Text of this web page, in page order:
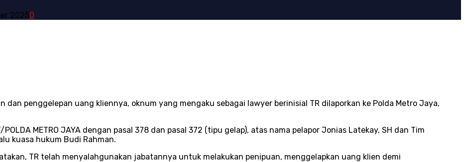
20250
dan penggelepan uang kliennya, oknum yang mengaku sebagai lawyer berinisial TR dilaporkan ke Polda Metro Jaya,
METRO JAYA dengan pasal 378 dan pasal 372 (tipu gelap), atas nama pelapor Jonias Latekay, SH dan Tim
kuasa hukum Budi Rahman.
TR telah menyalahgunakan jabatannya untuk melakukan penipuan, menggelapkan uang klien demi